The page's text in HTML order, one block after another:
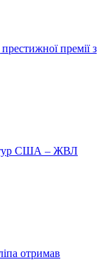
премії з
тур США – ЖВЛ
отримав